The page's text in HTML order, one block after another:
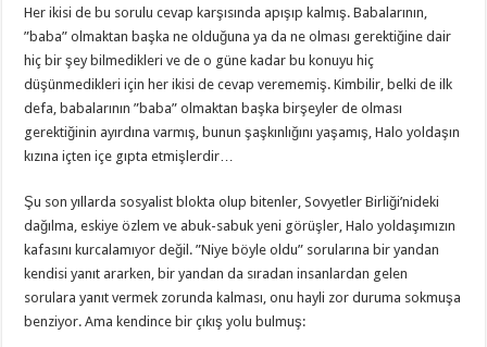
Her ikisi de bu sorulu cevap karşısında apışıp kalmış. Babalarının,
”baba” olmaktan başka ne olduğuna ya da ne olması gerektiğine dair
hiç bir şey bilmedikleri ve de o güne kadar bu konuyu hiç
düşünmedikleri için her ikisi de cevap verememiş. Kimbilir, belki de ilk
defa, babalarının ”baba” olmaktan başka birşeyler de olması
gerektiğinin ayırdına varmış, bunun şaşkınlığını yaşamış, Halo yoldaşın
kızına içten içe gıpta etmişlerdir…
Şu son yıllarda sosyalist blokta olup bitenler, Sovyetler Birliği’nideki
dağılma, eskiye özlem ve abuk-sabuk yeni görüşler, Halo yoldaşımızın
kafasını kurcalamıyor değil. ”Niye böyle oldu” sorularına bir yandan
kendisi yanıt ararken, bir yandan da sıradan insanlardan gelen
sorulara yanıt vermek zorunda kalması, onu hayli zor duruma sokmuşa
benziyor. Ama kendince bir çıkış yolu bulmuş: